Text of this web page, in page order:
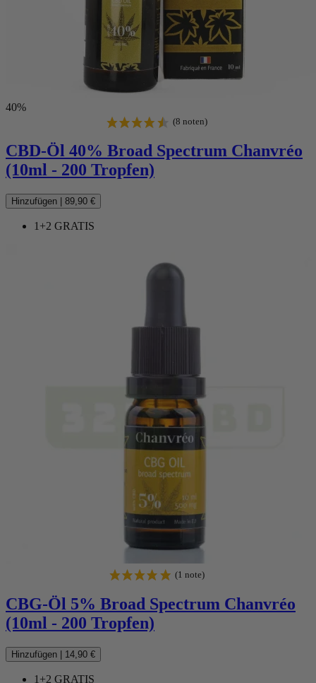
40%
CBD-Öl 40% Broad Spectrum Chanvréo
(10ml - 200 Tropfen)
Hinzufügen 89,90 €
1+2 GRATIS
CBG-Öl 5% Broad Spectrum Chanvréo
(10ml - 200 Tropfen)
Hinzufügen | 14,90 €
1+2 GRATIS